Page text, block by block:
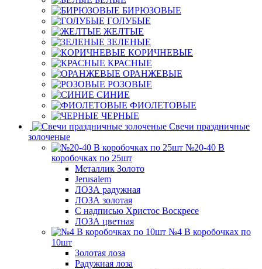
БИРЮЗОВЫЕ
ГОЛУБЫЕ
ЖЕЛТЫЕ
ЗЕЛЕНЫЕ
КОРИЧНЕВЫЕ
КРАСНЫЕ
ОРАНЖЕВЫЕ
РОЗОВЫЕ
СИНИЕ
ФИОЛЕТОВЫЕ
ЧЕРНЫЕ
Свечи праздничные
золоченые
№20-40 В
коробочках по 25шт
Металлик Золото
Jerusalem
ЛОЗА радужная
ЛОЗА золотая
С надписью Христос Воскресе
ЛОЗА цветная
№4 В коробочках по
10шт
Золотая лоза
Радужная лоза